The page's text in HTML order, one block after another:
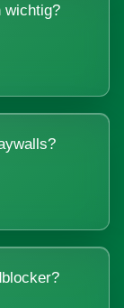
wichtig?